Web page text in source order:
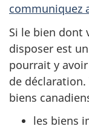
communiquez
Si le bien dont
disposer est
pourrait y
de
biens
les biens